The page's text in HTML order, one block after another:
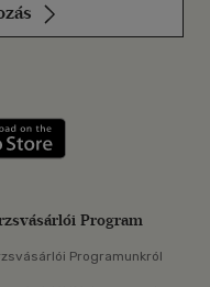
Szerezd meg: Google
Program
Programunkról